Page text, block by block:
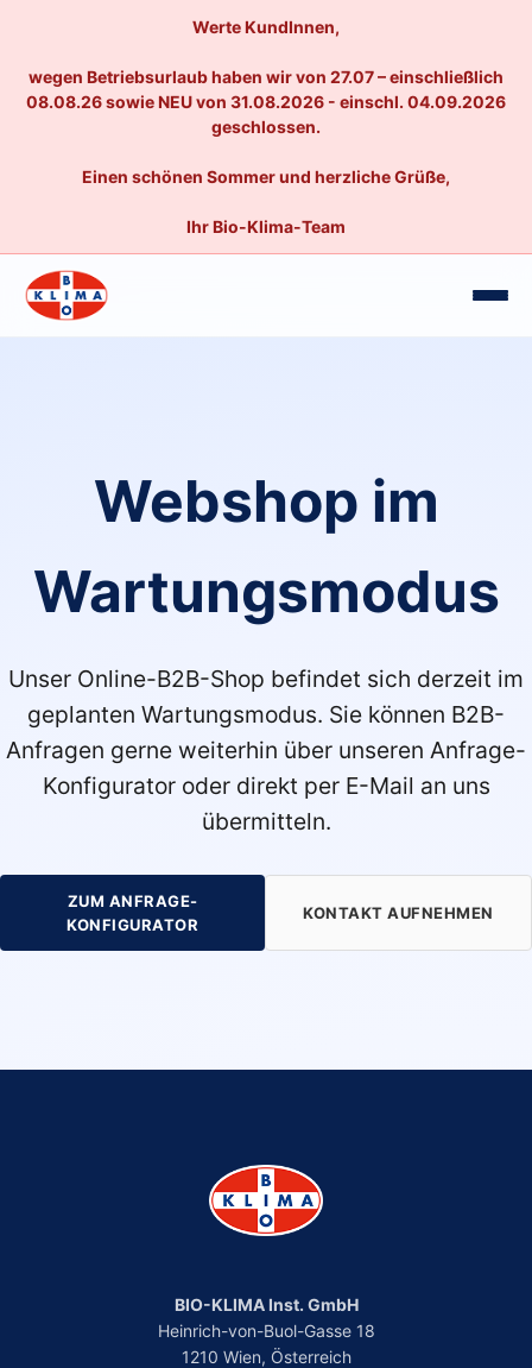
Werte KundInnen,
wegen Betriebsurlaub haben wir von 27.07 – einschließlich
08.08.26 sowie NEU von 31.08.2026 - einschl. 04.09.2026
geschlossen.
Einen schönen Sommer und herzliche Grüße,
Ihr Bio-Klima-Team
Webshop im
Wartungsmodus
Unser Online-B2B-Shop befindet sich derzeit im
geplanten Wartungsmodus. Sie können B2B-
Anfragen gerne weiterhin über unseren Anfrage-
Konfigurator oder direkt per E-Mail an uns
übermitteln.
ZUM ANFRAGE-
KONFIGURATOR
KONTAKT AUFNEHMEN
BIO-KLIMA Inst. GmbH
Heinrich-von-Buol-Gasse 18
1210 Wien, Österreich